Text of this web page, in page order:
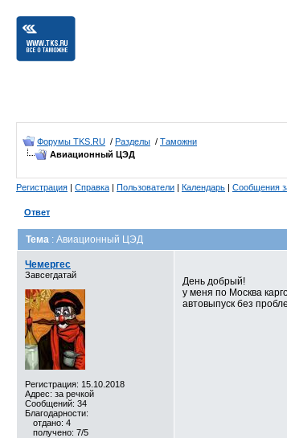
Форумы TKS.RU / Разделы / Таможни
Авиационный ЦЭД
Регистрация | Справка | Пользователи | Календарь | Сообщения
Ответ
Тема : Авиационный ЦЭД
Чемергес
Завсегдатай
Регистрация: 15.10.2018
Адрес: за речкой
Сообщений: 34
Благодарности:
отдано: 4
получено: 7/5
День добрый!
у меня по Москва
автовыпуск без